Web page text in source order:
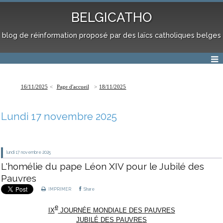
BELGICATHO
blog de réinformation proposé par des laïcs catholiques belges
16/11/2025 Page d'accueil 18/11/2025
Lundi 17 novembre 2025
lundi 17 novembre 2025
L'homélie du pape Léon XIV pour le Jubilé des
Pauvres
IMPRIMER Share
IXeJOURNÉE MONDIALE DES PAUVRES
JUBILÉ DES PAUVRES